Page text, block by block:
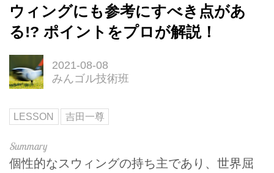
ウィングにも参考にすべき点があ
る!? ポイントをプロが解説！
2021-08-08
みんゴル技術班
LESSON 吉田一尊
個性的なスウィングの持ち主であり、世界屈